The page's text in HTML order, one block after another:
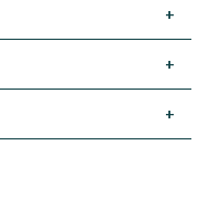
+
+
+